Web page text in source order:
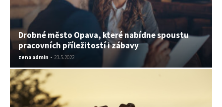
Drobné město Opava, které nabídne spoustu
pracovních příležitostí i zábavy
zena admin - 23.5.2022